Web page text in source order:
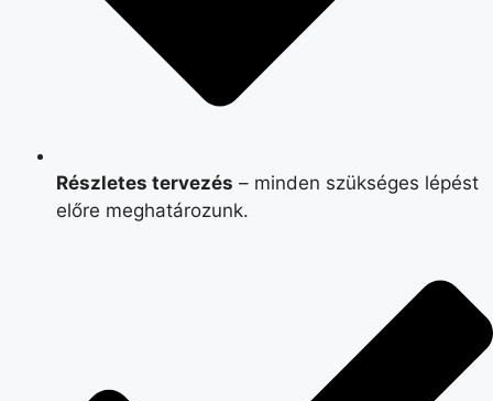
Részletes tervezés – minden szükséges lépést
előre meghatározunk.